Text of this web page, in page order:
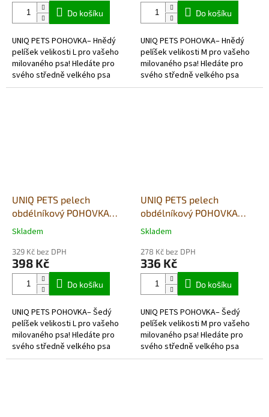
Do košíku
UNIQ PETS POHOVKA– Hnědý
pelíšek velikosti L pro vašeho
milovaného psa! Hledáte pro
svého středně velkého psa
pelíšek, který je nejen pohodlný
Do košíku
UNIQ PETS POHOVKA– Hnědý
pelíšek velikosti M pro vašeho
milovaného psa! Hledáte pro
svého středně velkého psa
pelíšek, který je nejen pohodlný
UNIQ PETS pelech
obdélníkový POHOVKA
šedý L 68x51x17cm
Průměrné
produktu
je
hvězdiček.
Skladem
329 Kč bez DPH
398 Kč
Do košíku
UNIQ PETS POHOVKA– Šedý
pelíšek velikosti L pro vašeho
milovaného psa! Hledáte pro
svého středně velkého psa
pelíšek, který je nejen pohodlný
UNIQ PETS pelech
obdélníkový POHOVKA
šedý M 57x43x16cm
Průměrné
produktu
je
hvězdiček.
Skladem
278 Kč bez DPH
336 Kč
Do košíku
UNIQ PETS POHOVKA– Šedý
pelíšek velikosti M pro vašeho
milovaného psa! Hledáte pro
svého středně velkého psa
pelíšek, který je nejen pohodlný